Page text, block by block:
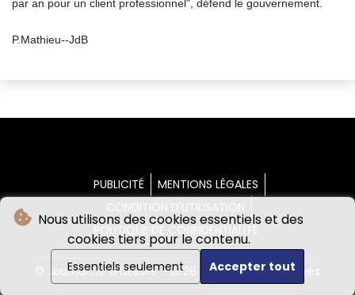
Nous utilisons des cookies essentiels et des
cookies tiers pour le contenu.
Essentiels seulement Accepter tout
par an pour un client professionnel", défend le gouvernement.
P.Mathieu--JdB
PUBLICITÉ
MENTIONS LÉGALES
CONDITION D'UTILISATION
POLITIQUE DE CONFIDENTIALITÉ
© Journal De Bruxelles - 2026 - Tous droits réservés